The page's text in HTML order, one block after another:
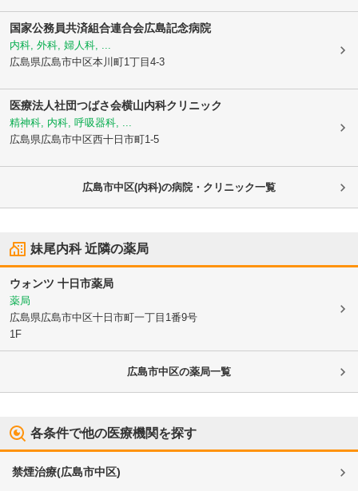
国家公務員共済組合連合会広島記念病院
内科, 外科, 婦人科, ...
広島県広島市中区本川町1丁目4-3
医療法人社団つばさ会横山内科クリニック
精神科, 内科, 呼吸器科, ...
広島県広島市中区西十日市町1-5
広島市中区(内科)の病院・クリニック一覧
妹尾内科近隣の薬局
ウォンツ 十日市薬局
薬局
広島県広島市中区十日市町一丁目1番9号
1F
広島市中区の薬局一覧
各条件で他の医療機関を探す
禁煙治療(広島市中区)